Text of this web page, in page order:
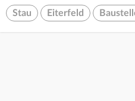
Stau Eiterfeld